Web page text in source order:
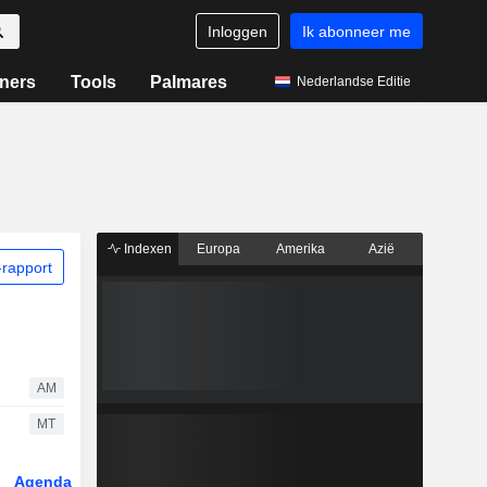
Inloggen Ik abonneer me
Tools Palmares Nederlandse Editie
AM
MT
Agenda
Indexen Europa Amerika Azië